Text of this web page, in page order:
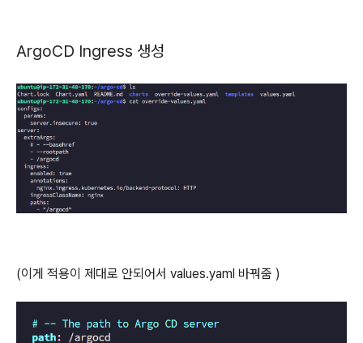
ArgoCD Ingress 생성
(이게 적용이 제대로 안되어서 values.yaml 바꿔줌 )